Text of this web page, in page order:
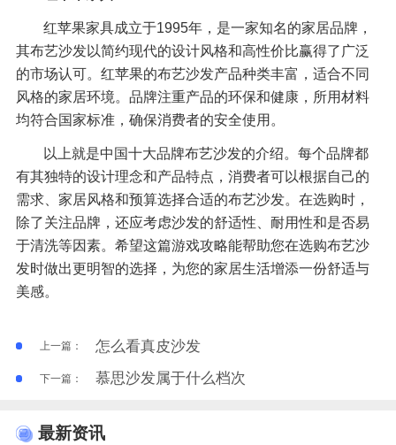
红苹果家具成立于1995年，是一家知名的家居品牌，
其布艺沙发以简约现代的设计风格和高性价比赢得了广泛
的市场认可。红苹果的布艺沙发产品种类丰富，适合不同
风格的家居环境。品牌注重产品的环保和健康，所用材料
均符合国家标准，确保消费者的安全使用。
以上就是中国十大品牌布艺沙发的介绍。每个品牌都
有其独特的设计理念和产品特点，消费者可以根据自己的
需求、家居风格和预算选择合适的布艺沙发。在选购时，
除了关注品牌，还应考虑沙发的舒适性、耐用性和是否易
于清洗等因素。希望这篇游戏攻略能帮助您在选购布艺沙
发时做出更明智的选择，为您的家居生活增添一份舒适与
美感。
上一篇： 怎么看真皮沙发
下一篇： 慕思沙发属于什么档次
最新资讯